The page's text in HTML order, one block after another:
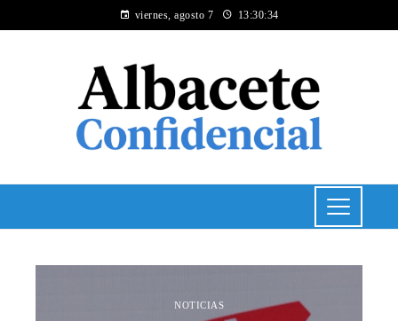
viernes, agosto 7 13:30:34
NOTICIAS